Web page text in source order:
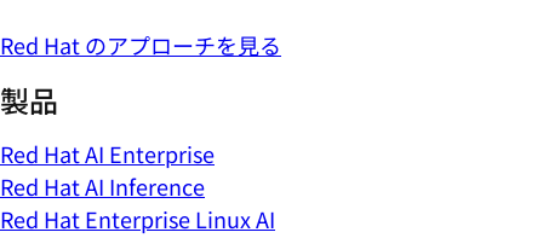
Red Hat のアプローチを見る
製品
Red Hat AI Enterprise
Red Hat AI Inference
Red Hat Enterprise Linux AI